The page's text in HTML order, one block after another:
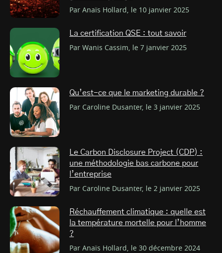
Par Anaïs Hollard, le 10 janvier 2025
La certification QSE : tout savoir
Par Wanis Cassim, le 7 janvier 2025
Qu’est-ce que le marketing durable ?
Par Caroline Dusanter, le 3 janvier 2025
Le Carbon Disclosure Project (CDP) :
une méthodologie bas carbone pour
l’entreprise
Par Caroline Dusanter, le 2 janvier 2025
Réchauffement climatique : quelle est
la température mortelle pour l’homme
?
Par Anaïs Hollard, le 30 décembre 2024